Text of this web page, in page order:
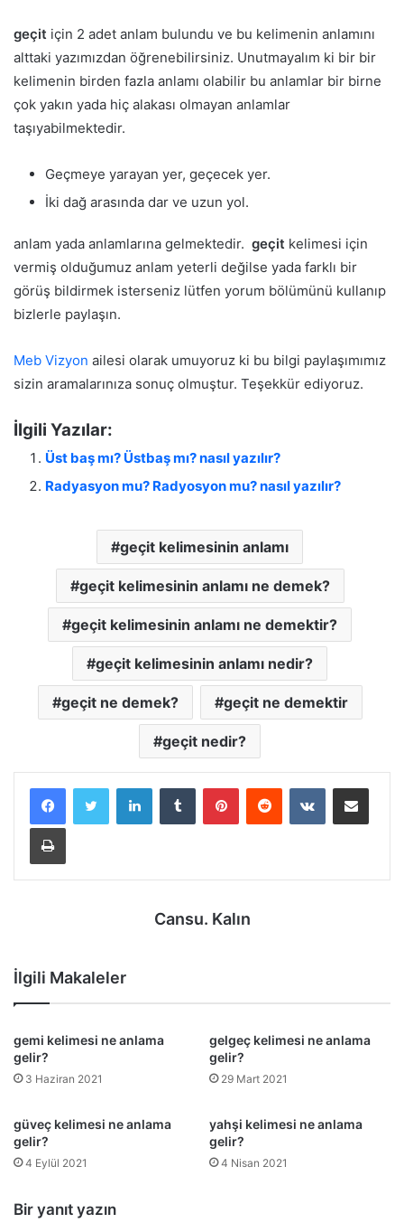
geçit için 2 adet anlam bulundu ve bu kelimenin anlamını
alttaki yazımızdan öğrenebilirsiniz. Unutmayalım ki bir bir
kelimenin birden fazla anlamı olabilir bu anlamlar bir birne
çok yakın yada hiç alakası olmayan anlamlar
taşıyabilmektedir.
Geçmeye yarayan yer, geçecek yer.
İki dağ arasında dar ve uzun yol.
anlam yada anlamlarına gelmektedir. geçit kelimesi için
vermiş olduğumuz anlam yeterli değilse yada farklı bir
görüş bildirmek isterseniz lütfen yorum bölümünü kullanıp
bizlerle paylaşın.
Meb Vizyon ailesi olarak umuyoruz ki bu bilgi paylaşımımız
sizin aramalarınıza sonuç olmuştur. Teşekkür ediyoruz.
İlgili Yazılar:
Üst baş mı? Üstbaş mı? nasıl yazılır?
Radyasyon mu? Radyosyon mu? nasıl yazılır?
geçit kelimesinin anlamı
geçit kelimesinin anlamı ne demek?
geçit kelimesinin anlamı ne demektir?
geçit kelimesinin anlamı nedir?
geçit ne demek? geçit ne demektir
geçit nedir?
LinkedInTumblr PinterestReddit VKontakteE-Posta ile paylaş
Yazdır
Cansu. Kalın
İlgili Makaleler
gemi kelimesi ne anlama
gelir?
3 Haziran 2021
gelgeç kelimesi ne anlama
gelir?
29 Mart 2021
güveç kelimesi ne anlama
gelir?
4 Eylül 2021
yahşi kelimesi ne anlama
gelir?
4 Nisan 2021
Bir yanıt yazın